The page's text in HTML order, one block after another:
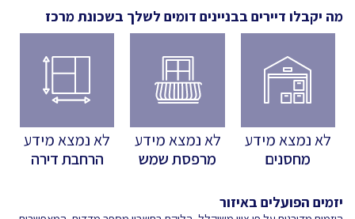
מה יקבלו דיירים בבניינים דומים לשלך בשכונת מרכז
לא נמצא מידע
מחסנים
לא נמצא מידע
מרפסת שמש
לא נמצא מידע
הרחבת דירה
יזמים הפועלים באיזור